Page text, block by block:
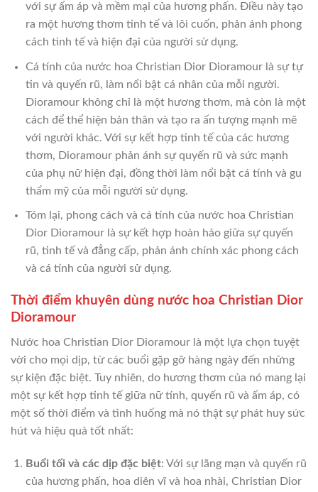
với sự ấm áp và mềm mại của hương phấn. Điều này tạo
ra một hương thơm tinh tế và lôi cuốn, phản ánh phong
cách tinh tế và hiện đại của người sử dụng.
Cá tính của nước hoa Christian Dior Dioramour là sự tự
tin và quyến rũ, làm nổi bật cá nhân của mỗi người.
Dioramour không chỉ là một hương thơm, mà còn là một
cách để thể hiện bản thân và tạo ra ấn tượng mạnh mẽ
với người khác. Với sự kết hợp tinh tế của các hương
thơm, Dioramour phản ánh sự quyến rũ và sức mạnh
của phụ nữ hiện đại, đồng thời làm nổi bật cá tính và gu
thẩm mỹ của mỗi người sử dụng.
Tóm lại, phong cách và cá tính của nước hoa Christian
Dior Dioramour là sự kết hợp hoàn hảo giữa sự quyến
rũ, tinh tế và đẳng cấp, phản ánh chính xác phong cách
và cá tính của người sử dụng.
Thời điểm khuyên dùng nước hoa Christian Dior
Dioramour
Nước hoa Christian Dior Dioramour là một lựa chọn tuyệt
vời cho mọi dịp, từ các buổi gặp gỡ hàng ngày đến những
sự kiện đặc biệt. Tuy nhiên, do hương thơm của nó mang lại
một sự kết hợp tinh tế giữa nữ tính, quyến rũ và ấm áp, có
một số thời điểm và tình huống mà nó thật sự phát huy sức
hút và hiệu quả tốt nhất:
Buổi tối và các dịp đặc biệt: Với sự lãng mạn và quyến rũ
của hương phấn, hoa diên vĩ và hoa nhài, Christian Dior